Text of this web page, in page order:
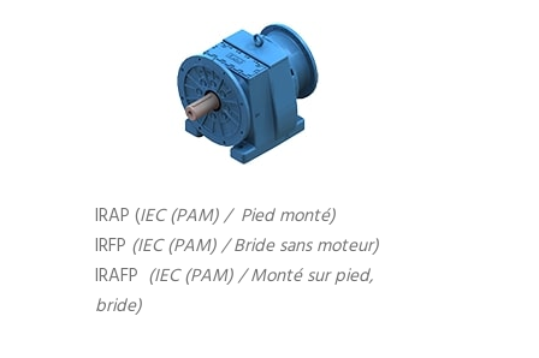
IRAP (IEC (PAM) / Pied monté)
IRFP (IEC (PAM) /Bride sans moteur)
IRAFP (IEC (PAM) /Monté sur pied,
bride)